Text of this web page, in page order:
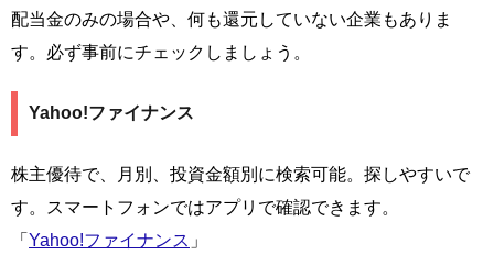
配当金のみの場合や、何も還元していない企業もありま
す。必ず事前にチェックしましょう。
Yahoo!ファイナンス
株主優待で、月別、投資金額別に検索可能。探しやすいで
す。スマートフォンではアプリで確認できます。
「 Yahoo!ファイナンス 」